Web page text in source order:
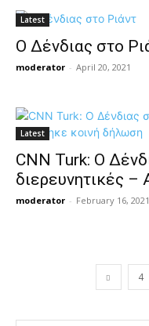
Latest
Ο Δένδιας στο
moderator - April 20, 2021
Latest
CNN Turk: Ο
διερευνητικές
moderator - February 16, 2021
4